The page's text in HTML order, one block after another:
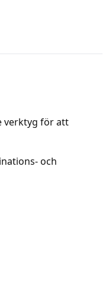
verktyg för att
och